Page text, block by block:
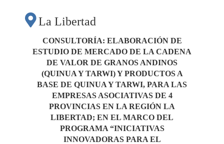
CADENA DE VALOR
DE GRANOS
ANDINOS (QUINUA
Y TARWI) Y
PRODUCTOS A BASE
La Libertad
CONSULTORÍA: ELABORACIÓN DE
ESTUDIO DE MERCADO DE LA CADENA
DE VALOR DE GRANOS ANDINOS
(QUINUA Y TARWI) Y PRODUCTOS A
BASE DE QUINUA Y TARWI, PARA LAS
EMPRESAS ASOCIATIVAS DE 4
PROVINCIAS EN LA REGIÓN LA
LIBERTAD; EN EL MARCO DEL
PROGRAMA “INICIATIVAS
INNOVADORAS PARA EL